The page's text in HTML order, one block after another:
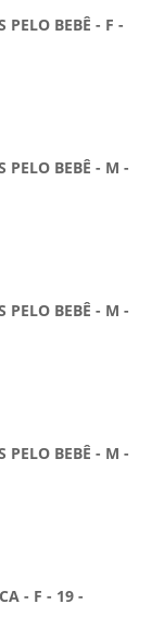
BEBÊ - F -
BEBÊ - M -
BEBÊ - M -
BEBÊ - M -
- F - 19 -